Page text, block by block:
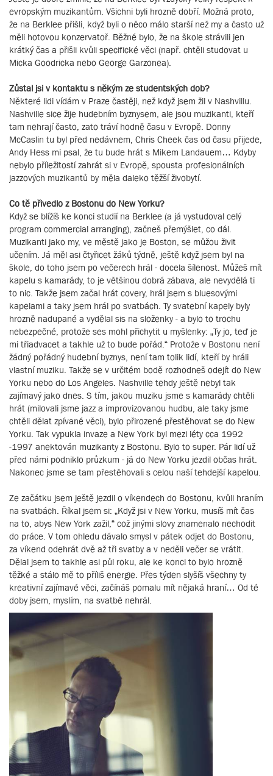
evropským muzikantům. Všichni byli hrozně dobří. Možná proto,
že na Berklee přišli, když byli o něco málo starší než my a často už
měli hotovou konzervatoř. Běžné bylo, že na škole strávili jen
krátký čas a přišli kvůli specifické věci (např. chtěli studovat u
Micka Goodricka nebo George Garzonea).
Zůstal jsi v kontaktu s někým ze studentských dob?
Některé lidi vídám v Praze častěji, než když jsem žil v Nashvillu.
Nashville sice žije hudebním byznysem, ale jsou muzikanti, kteří
tam nehrají často, zato tráví hodně času v Evropě. Donny
McCaslin tu byl před nedávnem, Chris Cheek čas od času přijede,
Andy Hess mi psal, že tu bude hrát s Mikem Landauem… Kdyby
nebylo příležitostí zahrát si v Evropě, spousta profesionálních
jazzových muzikantů by měla daleko těžší živobytí.
Co tě přivedlo z Bostonu do New Yorku?
Když se blížíš ke konci studií na Berklee (a já vystudoval celý
program commercial arranging), začneš přemýšlet, co dál.
Muzikanti jako my, ve městě jako je Boston, se můžou živit
učením. Já měl asi čtyřicet žáků týdně, ještě když jsem byl na
škole, do toho jsem po večerech hrál - docela šílenost. Můžeš mít
kapelu s kamarády, to je většinou dobrá zábava, ale nevydělá ti
to nic. Takže jsem začal hrát covery, hrál jsem s bluesovými
kapelami a taky jsem hrál po svatbách. Ty svatební kapely byly
hrozně nadupané a vydělal sis na složenky - a bylo to trochu
nebezpečné, protože ses mohl přichytit u myšlenky: „Ty jo, teď je
mi třiadvacet a takhle už to bude pořád.“ Protože v Bostonu není
žádný pořádný hudební byznys, není tam tolik lidí, kteří by hráli
vlastní muziku. Takže se v určitém bodě rozhodneš odejít do New
Yorku nebo do Los Angeles. Nashville tehdy ještě nebyl tak
zajímavý jako dnes. S tím, jakou muziku jsme s kamarády chtěli
hrát (milovali jsme jazz a improvizovanou hudbu, ale taky jsme
chtěli dělat zpívané věci), bylo přirozené přestěhovat se do New
Yorku. Tak vypukla invaze a New York byl mezi léty cca 1992
-1997 anektován muzikanty z Bostonu. Bylo to super. Pár lidí už
před námi podniklo průzkum - já do New Yorku jezdil občas hrát.
Nakonec jsme se tam přestěhovali s celou naší tehdejší kapelou.
Ze začátku jsem ještě jezdil o víkendech do Bostonu, kvůli hraním
na svatbách. Říkal jsem si: „Když jsi v New Yorku, musíš mít čas
na to, abys New York zažil,“ což jinými slovy znamenalo nechodit
do práce. V tom ohledu dávalo smysl v pátek odjet do Bostonu,
za víkend odehrát dvě až tři svatby a v neděli večer se vrátit.
Dělal jsem to takhle asi půl roku, ale ke konci to bylo hrozně
těžké a stálo mě to příliš energie. Přes týden slyšíš všechny ty
kreativní zajímavé věci, začínáš pomalu mít nějaká hraní… Od té
doby jsem, myslím, na svatbě nehrál.